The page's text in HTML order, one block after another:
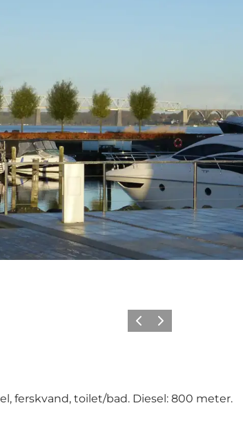
ForrigeNæste
ferskvand, toilet/bad. Diesel: 800 meter.